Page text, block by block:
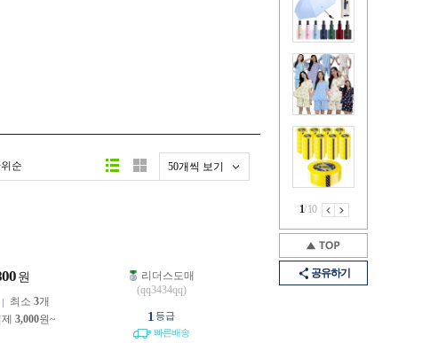
1/10
공유하기
순 50개씩 보기
원
최소 3개
3,000원~
리더스도매
(qq3434qq)
1 등급
빠른배송